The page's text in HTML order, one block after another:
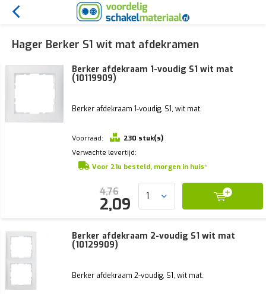
Hager Berker S1 wit mat afdekramen
Berker afdekraam 1-voudig S1 wit mat
(10119909)
Berker afdekraam 1-voudig, S1, wit mat.
Voorraad:
230 stuk(s)
Verwachte levertijd:
Voor 21u besteld, morgen in huis*
4,76
2,09
Berker afdekraam 2-voudig S1 wit mat
(10129909)
Berker afdekraam 2-voudig, S1, wit mat.